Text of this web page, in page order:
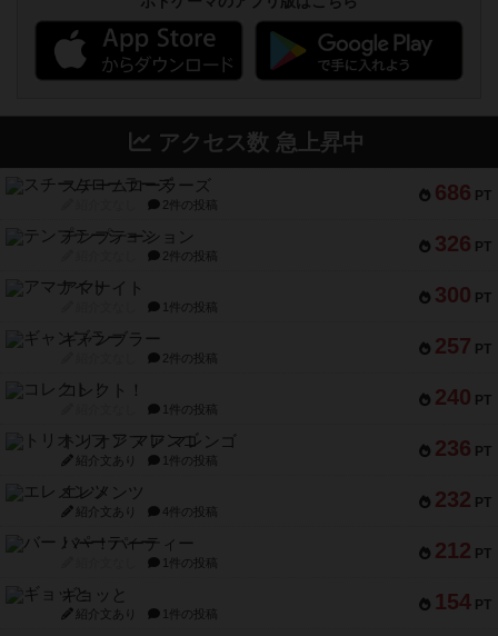
アクセス数 急上昇中
686 PT
スチームローラーズ
2件の投稿
326 PT
テンプテーション
2件の投稿
300 PT
アマナイト
1件の投稿
257 PT
ギャンブラー
2件の投稿
240 PT
コレクト！
1件の投稿
236 PT
トリオンフ ア マレンゴ
紹介文あり 1件の投稿
232 PT
エレメンツ
紹介文あり 4件の投稿
212 PT
バー！パーティー
1件の投稿
154 PT
ギョッと
紹介文あり 1件の投稿